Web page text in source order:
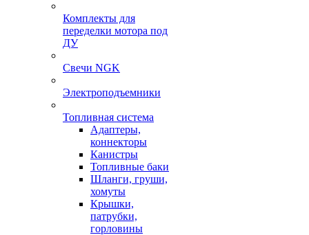
Комплекты для
переделки мотора под
ДУ
Свечи NGK
Электроподъемники
Топливная система
Адаптеры,
коннекторы
Канистры
Топливные баки
Шланги, груши,
хомуты
Крышки,
патрубки,
горловины